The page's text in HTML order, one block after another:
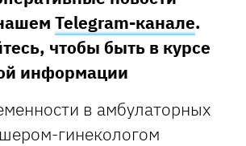
Telegram-канале.
чтобы быть в курсе
информации
в амбулаторных
гинекологом